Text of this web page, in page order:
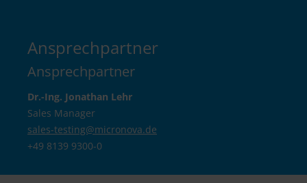
Ansprechpartner
Ansprechpartner
Dr.-Ing. Jonathan Lehr
Sales Manager
sales-testing@micronova.de
+49 8139 9300-0